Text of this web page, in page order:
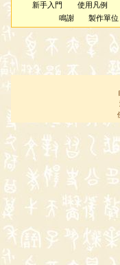
新手入門 使用凡例
鳴謝
製作單位